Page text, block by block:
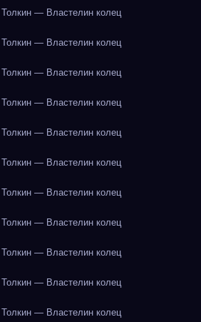
— Властелин колец
— Властелин колец
— Властелин колец
— Властелин колец
— Властелин колец
— Властелин колец
— Властелин колец
— Властелин колец
— Властелин колец
— Властелин колец
— Властелин колец